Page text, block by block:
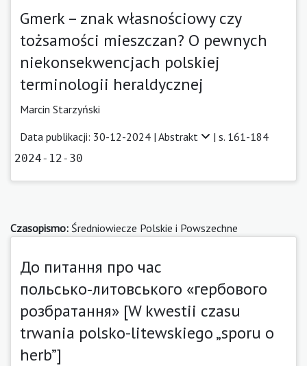
Gmerk – znak własnościowy czy
tożsamości mieszczan? O pewnych
niekonsekwencjach polskiej
terminologii heraldycznej
Marcin Starzyński
Data publikacji: 30-12-2024 | Abstrakt | s. 161-184
2024-12-30
Czasopismo: Średniowiecze Polskie i Powszechne
До питання про час
польсько‑литовського «гербового
розбратання» [W kwestii czasu
trwania polsko-litewskiego „sporu o
herb”]